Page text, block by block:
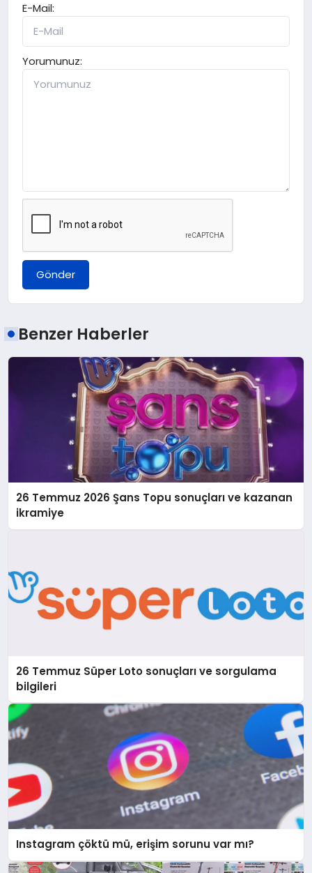
E-Mail:
Yorumunuz:
Gönder
Benzer Haberler
26 Temmuz 2026 Şans Topu sonuçları ve kazanan
ikramiye
26 Temmuz Süper Loto sonuçları ve sorgulama
bilgileri
Instagram çöktü mü, erişim sorunu var mı?